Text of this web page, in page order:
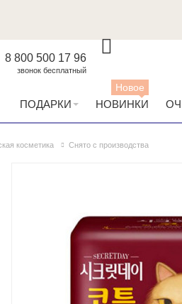
8 800 500 17 96
звонок бесплатный
ПОДАРКИ НОВИНКИ
Новое
косметика Снято с производства